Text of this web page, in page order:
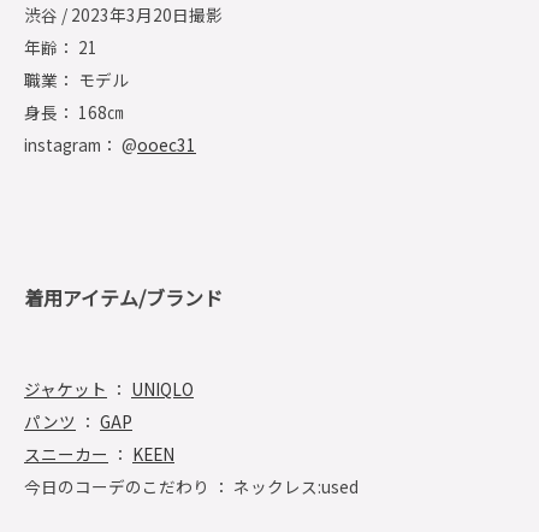
渋谷 / 2023年3月20日撮影
年齢： 21
職業： モデル
身長： 168㎝
instagram： @ooec31
着用アイテム/ブランド
ジャケット ： UNIQLO
パンツ ： GAP
スニーカー ： KEEN
今日のコーデのこだわり ： ネックレス:used